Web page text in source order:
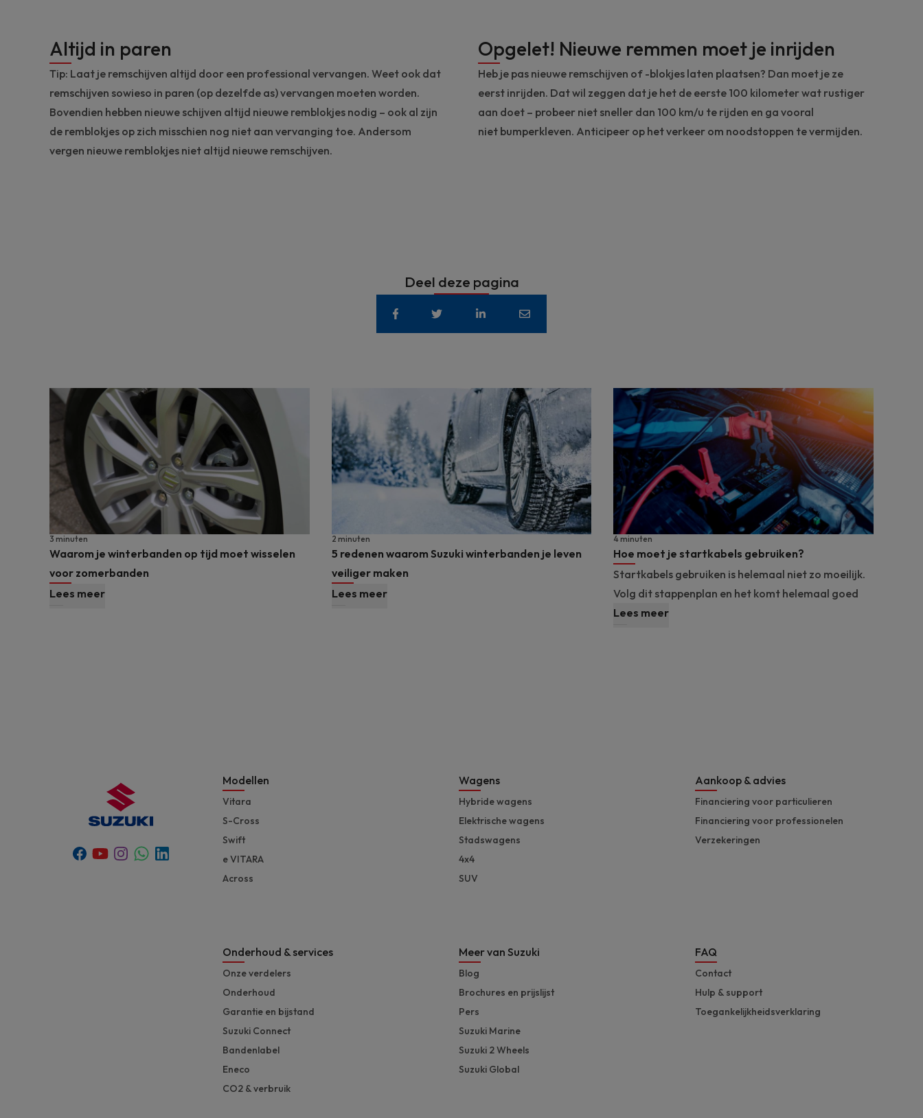
Altijd in paren
Tip: Laat je remschijven altijd door een professional vervangen. Weet ook dat
remschijven sowieso in paren (op dezelfde as) vervangen moeten worden.
Bovendien hebben nieuwe schijven altijd nieuwe remblokjes nodig – ook al zijn
de remblokjes op zich misschien nog niet aan vervanging toe. Andersom
vergen nieuwe remblokjes niet altijd nieuwe remschijven.
Opgelet! Nieuwe remmen moet je inrijden
Heb je pas nieuwe remschijven of -blokjes laten plaatsen? Dan moet je ze
eerst inrijden. Dat wil zeggen dat je het de eerste 100 kilometer wat rustiger
aan doet – probeer niet sneller dan 100 km/u te rijden en ga vooral
niet bumperkleven. Anticipeer op het verkeer om noodstoppen te vermijden.
Deel deze pagina
Waarom je winterbanden op tijd moet wisselen
voor zomerbanden
3 minuten
Lees meer
5 redenen waarom Suzuki winterbanden je leven
veiliger maken
2 minuten
Lees meer
Hoe moet je startkabels gebruiken?
4 minuten
Startkabels gebruiken is helemaal niet zo moeilijk.
Volg dit stappenplan en het komt helemaal goed
Lees meer
Facebook
YoutubeInstagram
Whatsapp
Linkedin
Modellen
Vitara
S-Cross
Swift
e VITARA
Across
Wagens
Hybride wagens
Elektrische wagens
Stadswagens
4x4
SUV
Aankoop & advies
Financiering voor particulieren
Financiering voor professionelen
Verzekeringen
Onderhoud & services
Onze verdelers
Onderhoud
Garantie en bijstand
Suzuki Connect
Bandenlabel
Eneco
CO2 & verbruik
Meer van Suzuki
Blog
Brochures en prijslijst
Pers
Suzuki Marine
Suzuki 2 Wheels
Suzuki Global
FAQ
Contact
Hulp & support
Toegankelijkheidsverklaring